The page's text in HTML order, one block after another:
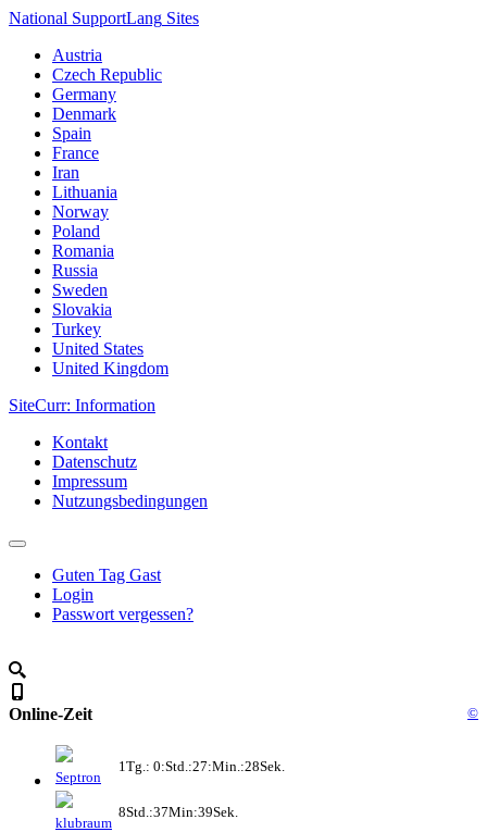
National SupportLang Sites
Austria
Czech Republic
Germany
Denmark
Spain
France
Iran
Lithuania
Norway
Poland
Romania
Russia
Sweden
Slovakia
Turkey
United States
United Kingdom
SiteCurr: Information
Kontakt
Datenschutz
Impressum
Nutzungsbedingungen
Guten Tag Gast
Login
Passwort vergessen?
Online-Zeit ©
Septron
1Tg.: 0:Std.:27:Min.:28Sek.
klubraum
8Std.:37Min:39Sek.